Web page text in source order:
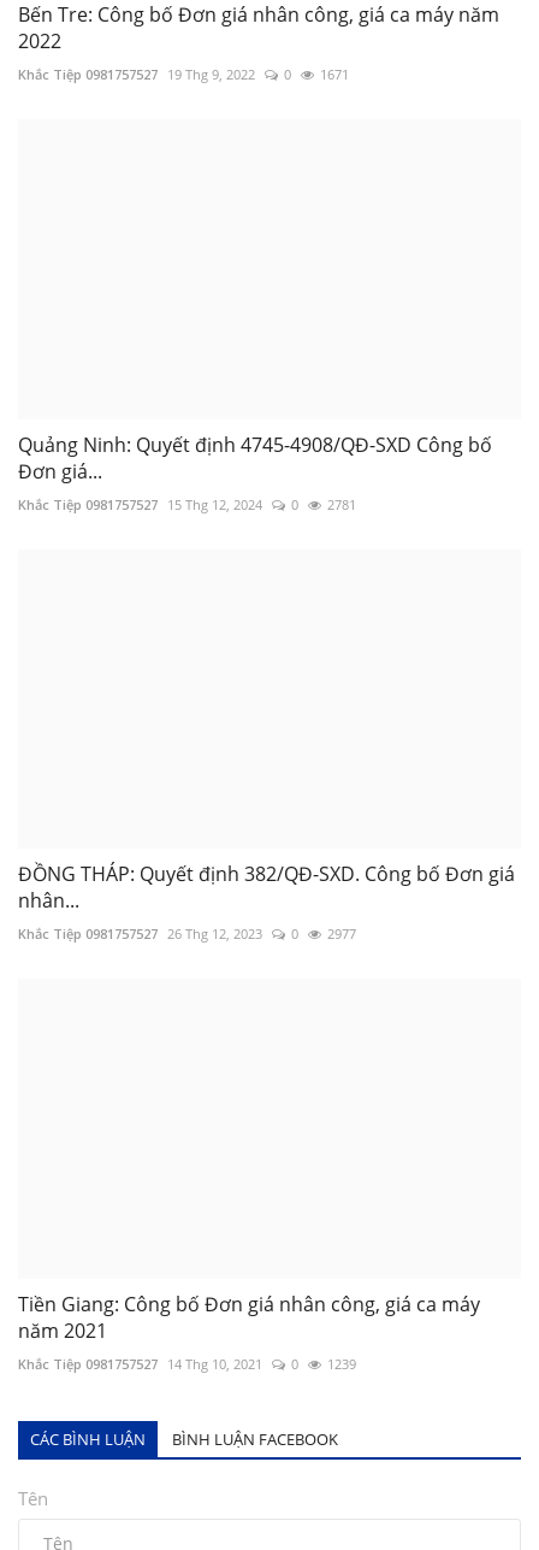
Bến Tre: Công bố Đơn giá nhân công, giá ca máy năm
2022
Khắc Tiệp 0981757527 19 Thg 9, 2022 0 1671
Đơn giá...
Khắc Tiệp 0981757527
ĐỒNG THÁP: Quyết định 382/QĐ-SXD. Công bố Đơn giá
nhân...
năm 2021
CÁC BÌNH LUẬN